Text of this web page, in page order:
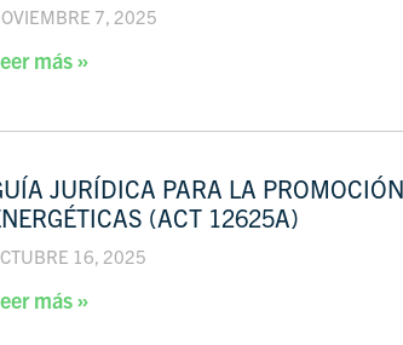
7, 2025
más »
JURÍDICA PARA LA
(ACT 12625A)
16, 2025
más »